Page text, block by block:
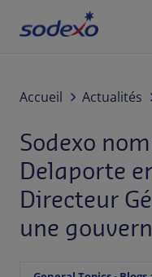
dissociée
À propos de nous
Services &
Secteurs
Responsabilité
Jobs
Accueil Actualités
Sodexo
Delaporte
Directeur
une